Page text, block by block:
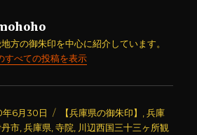
方の御朱印を中心に紹介しています。
べての投稿を表示
6月30日
カ
テ
【兵庫県の御朱印】 ,兵庫
市 ,兵庫県 ,寺院 川辺西国三十三ヶ所観